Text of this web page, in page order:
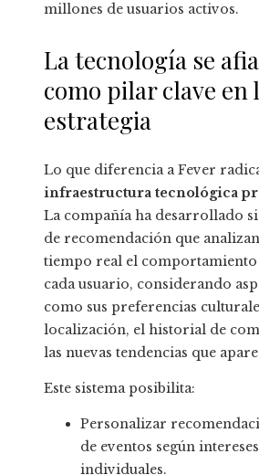
millones de usuarios activos.
La tecnología se
como pilar clave en
estrategia
Lo que diferencia a Fever
infraestructura tecnológica
La compañía ha desarrollado
de recomendación que
tiempo real el comportamiento
cada usuario, considerando
como sus preferencias
localización, el historial de
las nuevas tendencias que
Este sistema posibilita:
Personalizar
de eventos según intereses
individuales.